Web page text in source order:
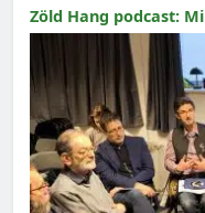
Zöld Hang podcast: